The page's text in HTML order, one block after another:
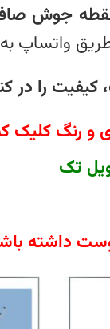
جوش
واتساپ
را در
و رنگ کلیک
ویل تک
داشته